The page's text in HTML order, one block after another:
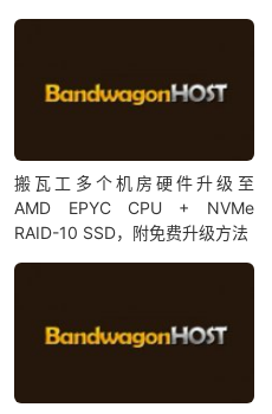
搬瓦工多个机房硬件升级至
AMD EPYC CPU + NVMe
RAID-10 SSD，附免费升级方法